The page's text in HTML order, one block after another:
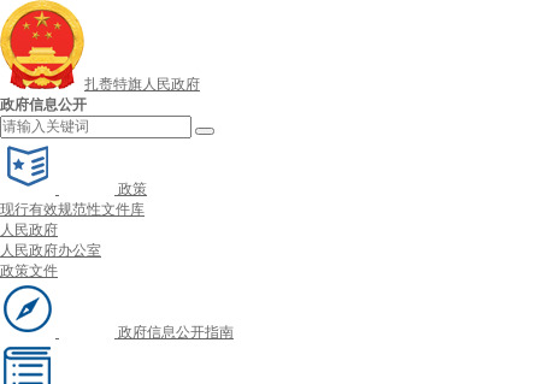
扎赉特旗人民政府
政府信息公开
政策
现行有效规范性文件库
人民政府
人民政府办公室
政策文件
政府信息公开指南